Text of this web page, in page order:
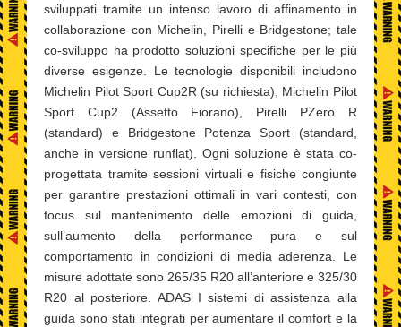
sviluppati tramite un intenso lavoro di affinamento in
collaborazione con Michelin, Pirelli e Bridgestone; tale
co-sviluppo ha prodotto soluzioni specifiche per le più
diverse esigenze. Le tecnologie disponibili includono
Michelin Pilot Sport Cup2R (su richiesta), Michelin Pilot
Sport Cup2 (Assetto Fiorano), Pirelli PZero R
(standard) e Bridgestone Potenza Sport (standard,
anche in versione runflat). Ogni soluzione è stata co-
progettata tramite sessioni virtuali e fisiche congiunte
per garantire prestazioni ottimali in vari contesti, con
focus sul mantenimento delle emozioni di guida,
sull’aumento della performance pura e sul
comportamento in condizioni di media aderenza. Le
misure adottate sono 265/35 R20 all’anteriore e 325/30
R20 al posteriore. ADAS I sistemi di assistenza alla
guida sono stati integrati per aumentare il comfort e la